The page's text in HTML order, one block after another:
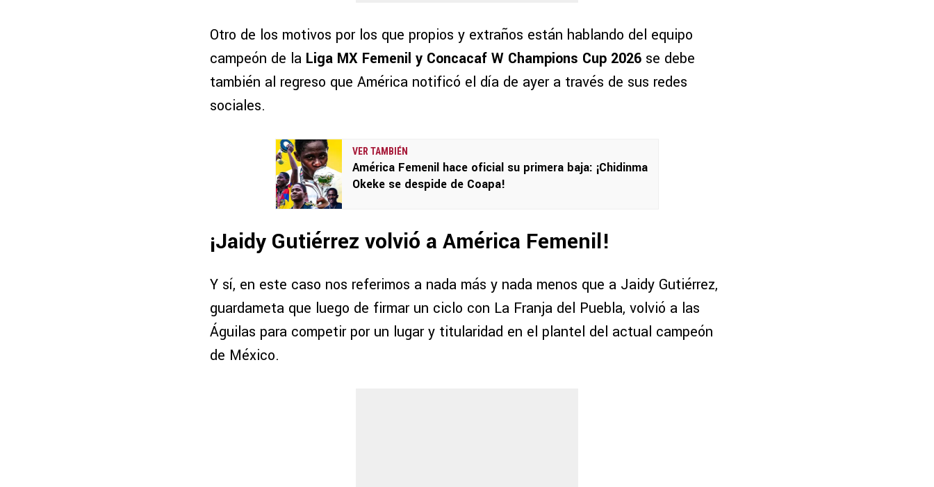
Otro de los motivos por los que propios y extraños están hablando del equipo
campeón de la Liga MX Femenil y Concacaf W Champions Cup 2026 se debe
también al regreso que América notificó el día de ayer a través de sus redes
sociales.
VER TAMBIÉN
América Femenil hace oficial su primera baja: ¡Chidinma
Okeke se despide de Coapa!
¡Jaidy Gutiérrez volvió a América Femenil!
Y sí, en este caso nos referimos a nada más y nada menos que a Jaidy Gutiérrez,
guardameta que luego de firmar un ciclo con La Franja del Puebla, volvió a las
Águilas para competir por un lugar y titularidad en el plantel del actual campeón
de México.